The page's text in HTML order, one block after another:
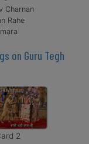
Charnan
Rahe
on Guru Tegh
2